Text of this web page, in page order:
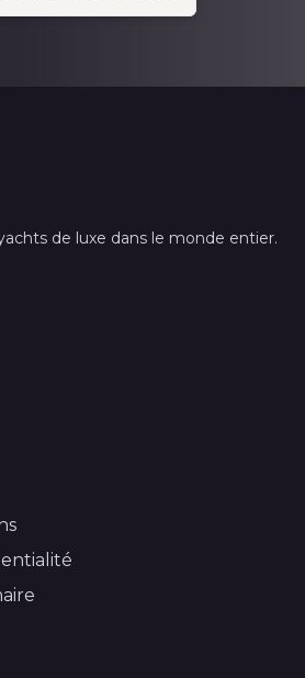
de luxe dans le monde entier.